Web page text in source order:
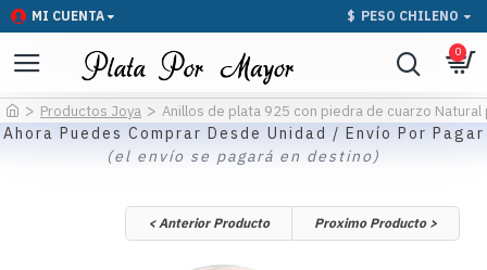
MI CUENTA $ PESO CHILENO
0
Productos Joya Anillos de plata 925 con piedra de cuarzo
Ahora Puedes Comprar Desde Unidad / Envío Por Pagar
(el envío se pagará en destino)
< Anterior Producto Proximo Producto >